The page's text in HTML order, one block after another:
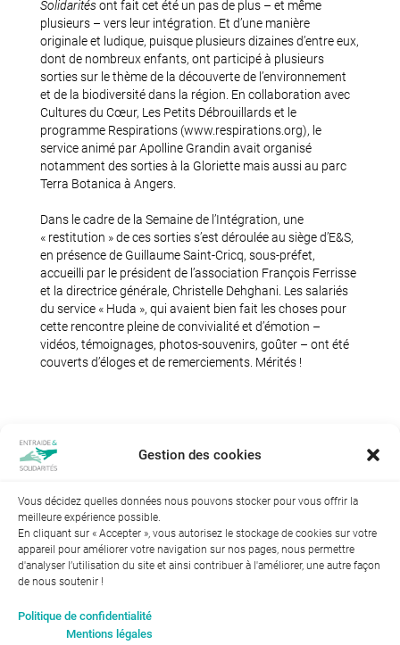
Gestion des cookies
Vous décidez quelles données nous pouvons stocker pour vous offrir la
meilleure expérience possible.
En cliquant sur « Accepter », vous autorisez le stockage de cookies sur votre
appareil pour améliorer votre navigation sur nos pages, nous permettre
d'analyser l’utilisation du site et ainsi contribuer à l'améliorer, une autre façon
de nous soutenir !
Politique de confidentialité
Mentions légales
Solidaritésont fait cet été un pas de plus – et même
plusieurs – vers leur intégration. Et d’une manière
originale et ludique, puisque plusieurs dizaines d’entre eux,
dont de nombreux enfants, ont participé à plusieurs
sorties sur le thème de la découverte de l’environnement
et de la biodiversité dans la région. En collaboration avec
Cultures du Cœur, Les Petits Débrouillards et le
programme Respirations (www.respirations.org), le
service animé par Apolline Grandin avait organisé
notamment des sorties à la Gloriette mais aussi au parc
Terra Botanica à Angers.
Dans le cadre de la Semaine de l’Intégration, une
« restitution » de ces sorties s’est déroulée au siège d’E&S,
en présence de Guillaume Saint-Cricq, sous-préfet,
accueilli par le président de l’association François Ferrisse
et la directrice générale, Christelle Dehghani. Les salariés
du service « Huda », qui avaient bien fait les choses pour
cette rencontre pleine de convivialité et d’émotion –
vidéos, témoignages, photos-souvenirs, goûter – ont été
couverts d’éloges et de remerciements. Mérités !
femmes : 94